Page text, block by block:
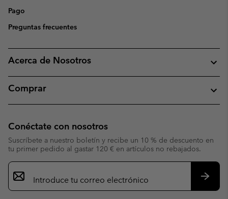
Pago
Preguntas frecuentes
Acerca de Nosotros
Comprar
Conéctate con nosotros
Suscríbete a nuestro boletín y recibe un 10 % de descuento en
tu primer pedido al gastar 120 € en artículos no rebajados.
Suscripción
de
correo